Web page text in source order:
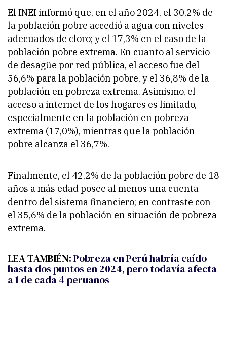
El INEI informó que, en el año 2024, el 30,2% de
la población pobre accedió a agua con niveles
adecuados de cloro; y el 17,3% en el caso de la
población pobre extrema. En cuanto al servicio
de desagüe por red pública, el acceso fue del
56,6% para la población pobre, y el 36,8% de la
población en pobreza extrema. Asimismo, el
acceso a internet de los hogares es limitado,
especialmente en la población en pobreza
extrema (17,0%), mientras que la población
pobre alcanza el 36,7%.
Finalmente, el 42,2% de la población pobre de 18
años a más edad posee al menos una cuenta
dentro del sistema financiero; en contraste con
el 35,6% de la población en situación de pobreza
extrema.
LEA TAMBIÉN:Pobreza en Perú habría caído
hasta dos puntos en 2024, pero todavía afecta
a 1 de cada 4 peruanos